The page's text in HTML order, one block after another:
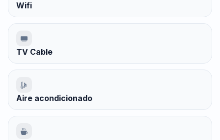
Wifi
TV Cable
Aire acondicionado